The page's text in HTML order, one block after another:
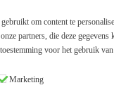
links
om content te
partners, die deze
voor het gebruik
Marketing